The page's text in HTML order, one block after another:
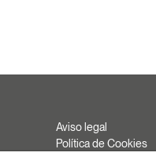
Aviso legal
Política de Cookies